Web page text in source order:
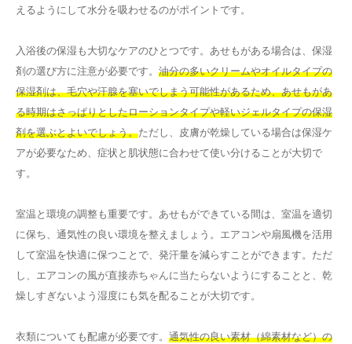
えるようにして水分を吸わせるのがポイントです。
入浴後の保湿も大切なケアのひとつです。あせもがある場合は、保湿
剤の選び方に注意が必要です。 油分の多いクリームやオイルタイプの
保湿剤は、毛穴や汗腺を塞いでしまう可能性があるため、あせもがあ
る時期はさっぱりとしたローションタイプや軽いジェルタイプの保湿
剤を選ぶとよいでしょう。ただし、皮膚が乾燥している場合は保湿ケ
アが必要なため、症状と肌状態に合わせて使い分けることが大切で
す。
室温と環境の調整も重要です。あせもができている間は、室温を適切
に保ち、通気性の良い環境を整えましょう。エアコンや扇風機を活用
して室温を快適に保つことで、発汗量を減らすことができます。ただ
し、エアコンの風が直接赤ちゃんに当たらないようにすることと、乾
燥しすぎないよう湿度にも気を配ることが大切です。
衣類についても配慮が必要です。 通気性の良い素材（綿素材など）の